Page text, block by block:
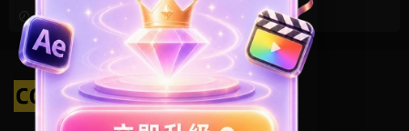
高剪片效率
2021-04-12
调色方法
2021-04-11